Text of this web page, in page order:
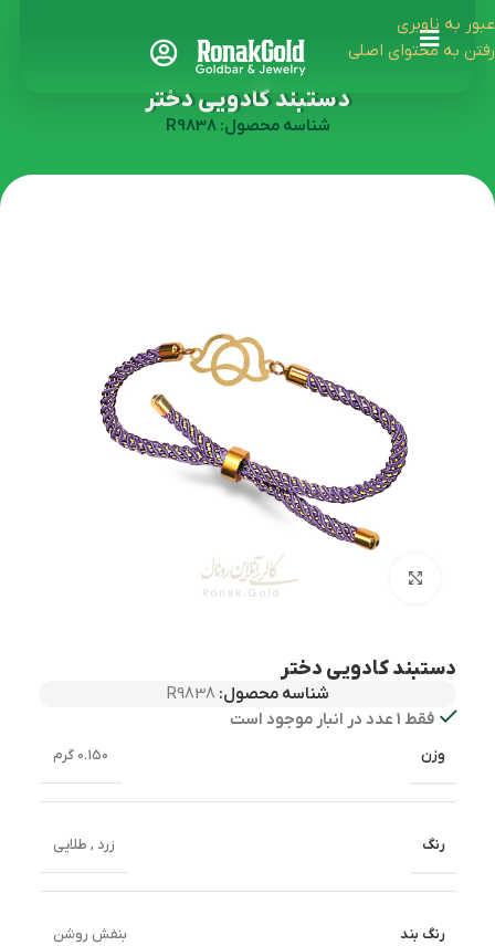
عبور به ناوبری
رفتن به محتوای اصلی
دستبند کادویی دختر
شناسه محصول: R9838
بزرگنمایی تصویر
دستبند کادویی دختر
شناسه محصول: R9838
فقط 1 عدد در انبار موجود است
وزن 0.150 گرم
رنگ زرد , طلایی
رنگ بند بنفش روشن